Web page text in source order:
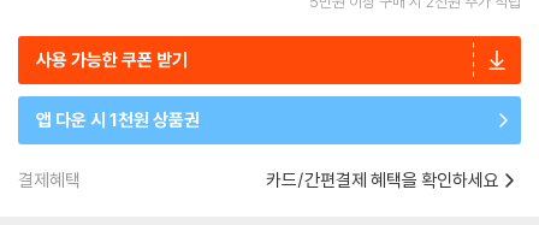
사용 가능한 쿠폰 받기
앱 다운 시 1천원 상품권
결제혜택 카드/간편결제 혜택을 확인하세요